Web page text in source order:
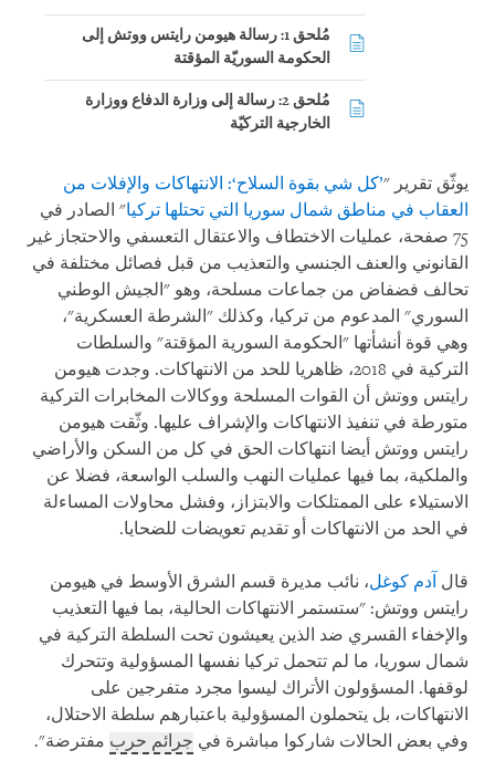
مُلحق 1: رسالة هيومن رايتس ووتش إلى
الحكومة السوريّة المؤقتة
مُلحق 2: رسالة إلى وزارة الدفاع ووزارة
الخارجية التركيّة
يوثّق تقرير "’كل شي بقوة السلاح‘: الانتهاكات والإفلات من
العقاب في مناطق شمال سوريا التي تحتلها تركيا" الصادر في
75 صفحة، عمليات الاختطاف والاعتقال التعسفي والاحتجاز غير
القانوني والعنف الجنسي والتعذيب من قبل فصائل مختلفة في
تحالف فضفاض من جماعات مسلحة، وهو "الجيش الوطني
السوري" المدعوم من تركيا، وكذلك "الشرطة العسكرية"،
وهي قوة أنشأتها "الحكومة السورية المؤقتة" والسلطات
التركية في 2018، ظاهريا للحد من الانتهاكات. وجدت هيومن
رايتس ووتش أن القوات المسلحة ووكالات المخابرات التركية
متورطة في تنفيذ الانتهاكات والإشراف عليها. وثّقت هيومن
رايتس ووتش أيضا انتهاكات الحق في كل من السكن والأراضي
والملكية، بما فيها عمليات النهب والسلب الواسعة، فضلا عن
الاستيلاء على الممتلكات والابتزاز، وفشل محاولات المساءلة
في الحد من الانتهاكات أو تقديم تعويضات للضحايا.
قال آدم كوغل، نائب مديرة قسم الشرق الأوسط في هيومن
رايتس ووتش: "ستستمر الانتهاكات الحالية، بما فيها التعذيب
والإخفاء القسري ضد الذين يعيشون تحت السلطة التركية في
شمال سوريا، ما لم تتحمل تركيا نفسها المسؤولية وتتحرك
لوقفها. المسؤولون الأتراك ليسوا مجرد متفرجين على
الانتهاكات، بل يتحملون المسؤولية باعتبارهم سلطة الاحتلال،
وفي بعض الحالات شاركوا مباشرة في جرائم حرب مفترضة".